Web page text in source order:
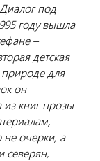
под
году вышла
–
детская
для
он
книг прозы
не очерки, а
северян,